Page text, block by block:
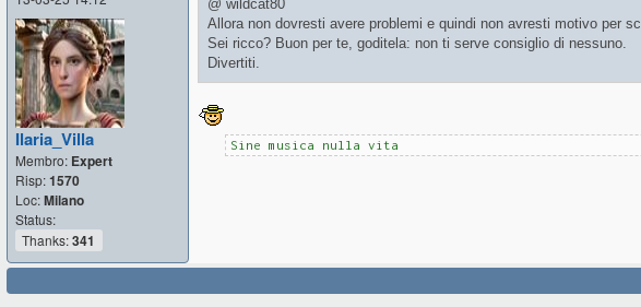
Ilaria_Villa
Membro: Expert
Risp:1570
Loc:Milano
Status:
Thanks:341
@ wildcat80
Allora non dovresti avere problemi e quindi non avresti motivo per
Sei ricco? Buon per te, goditela: non ti serve consiglio di nessuno.
Divertiti.
Sine musica nulla vita